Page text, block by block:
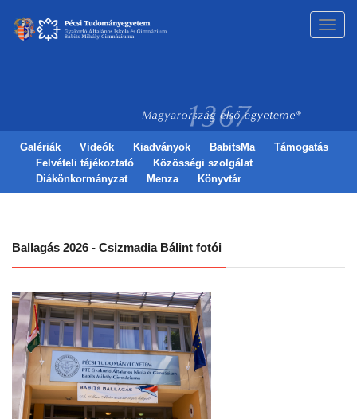
Galériák Videók Kiadványok BabitsMa
Támogatás
Felvételi tájékoztató
Közösségi szolgálat
Diákönkormányzat
Menza Könyvtár
Ballagás 2026 - Csizmadia Bálint fotói